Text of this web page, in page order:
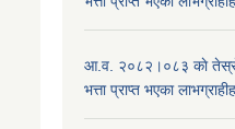
आ.व. २०८२।०८३ काे तेस्राे
भत्ता प्राप्त भएका